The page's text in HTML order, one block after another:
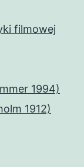
filmowej
1994)
1912)